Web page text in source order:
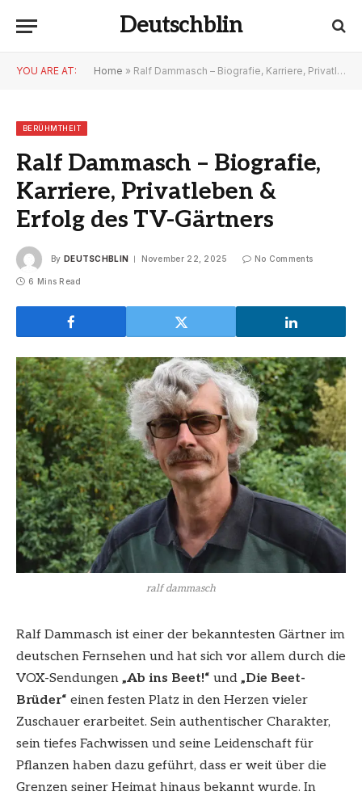
Deutschblin
YOU ARE AT: Home » Ralf Dammasch – Biografie, Karriere, Privatleben & Erfolg des TV-Gärtners
BERÜHMTHEIT
Ralf Dammasch – Biografie,
Karriere, Privatleben &
Erfolg des TV-Gärtners
By DEUTSCHBLIN November 22, 2025 No Comments
6 Mins Read
ralf dammasch
Ralf Dammasch ist einer der bekanntesten Gärtner im
deutschen Fernsehen und hat sich vor allem durch die
VOX-Sendungen „Ab ins Beet!“ und „Die Beet-
Brüder“ einen festen Platz in den Herzen vieler
Zuschauer erarbeitet. Sein authentischer Charakter,
sein tiefes Fachwissen und seine Leidenschaft für
Pflanzen haben dazu geführt, dass er weit über die
Grenzen seiner Heimat hinaus bekannt wurde. In